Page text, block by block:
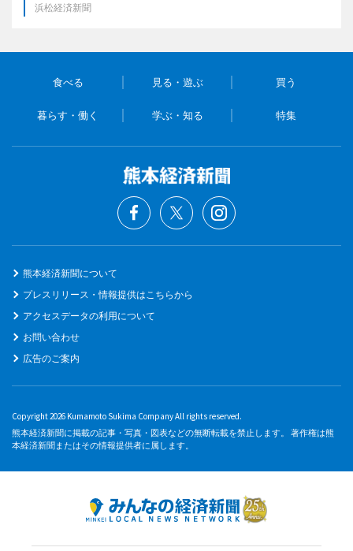
浜松経済新聞
食べる 見る・遊ぶ 買う
暮らす・働く 学ぶ・知る 特集
熊本経済新聞について
プレスリリース・情報提供はこちらから
アクセスデータの利用について
お問い合わせ
広告のご案内
Copyright 2026 Kumamoto Sukima Company All rights reserved.
熊本経済新聞に掲載の記事・写真・図表などの無断転載を禁止します。 著作権は熊
本経済新聞またはその情報提供者に属します。